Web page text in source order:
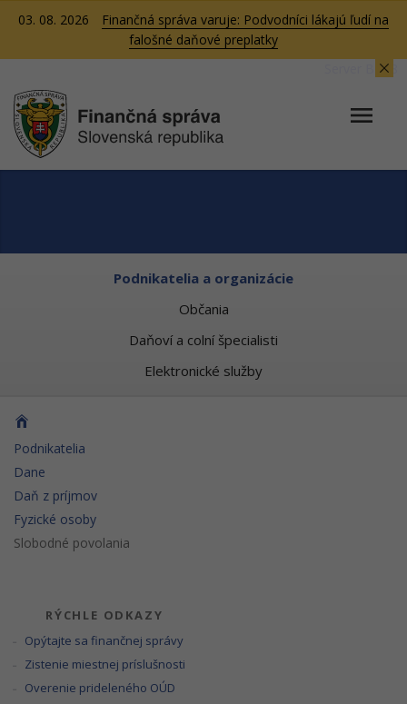
03. 08. 2026
Finančná správa varuje: Podvodníci lákajú ľudí na
falošné daňové preplatky
Server BB08
Podnikatelia a organizácie
Občania
Daňoví a colní špecialisti
Elektronické služby
Podnikatelia
Dane
Daň z príjmov
Fyzické osoby
Slobodné povolania
RÝCHLE ODKAZY
Opýtajte sa finančnej správy
Zistenie miestnej príslušnosti
Overenie prideleného OÚD